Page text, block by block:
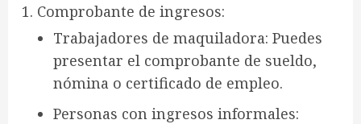
Comprobante de ingresos:
Trabajadores de maquiladora: Puedes
presentar el comprobante de sueldo,
nómina o certificado de empleo.
Personas con ingresos informales: